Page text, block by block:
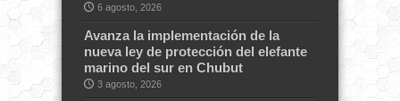
6 agosto, 2026
Avanza la implementación de la
nueva ley de protección del elefante
marino del sur en Chubut
3 agosto, 2026